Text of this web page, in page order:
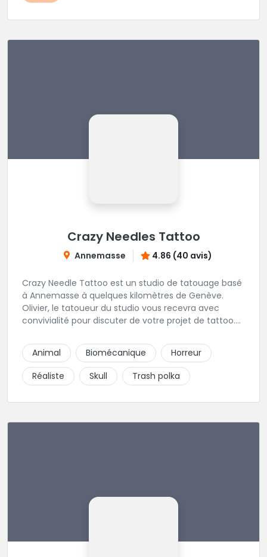
Crazy Needles Tattoo
Annemasse 4.86 (40 avis)
Crazy Needle Tattoo est un studio de tatouage basé
à Annemasse à quelques kilomètres de Genève.
Olivier, le tatoueur du studio vous recevra avec
convivialité pour discuter de votre projet de tattoo.
pour prendre rendez-vous.
Animal Biomécanique
Horreur
Réaliste
Skull Trash polka